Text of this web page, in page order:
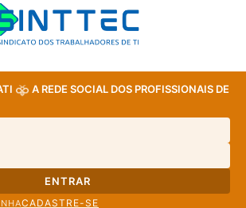
A REDE SOCIAL DOS PROFISSIONAIS DE
ENTRAR
CADASTRE-SE